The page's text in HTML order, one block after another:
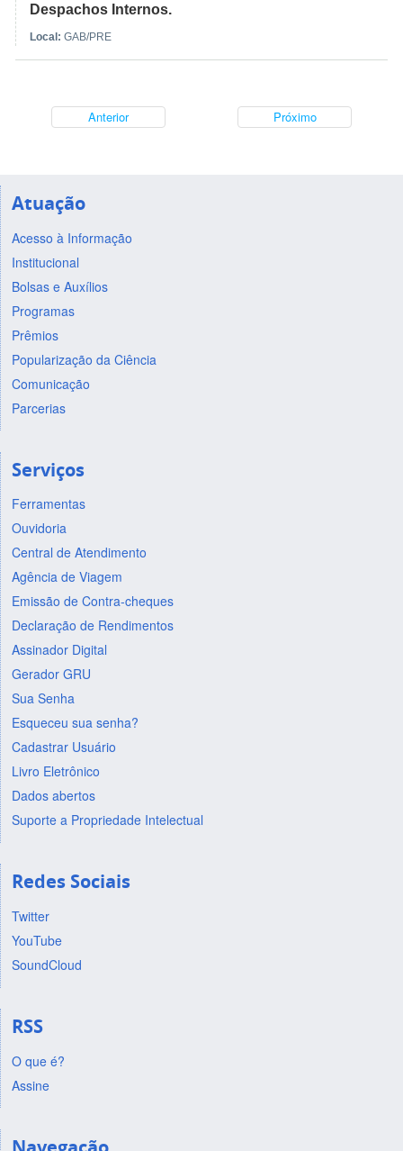
Despachos Internos.
Local: GAB/PRE
Anterior Próximo
Atuação
Acesso à Informação
Institucional
Bolsas e Auxílios
Programas
Prêmios
Popularização da Ciência
Comunicação
Parcerias
Serviços
Ferramentas
Ouvidoria
Central de Atendimento
Agência de Viagem
Emissão de Contra-cheques
Declaração de Rendimentos
Assinador Digital
Gerador GRU
Sua Senha
Esqueceu sua senha?
Cadastrar Usuário
Livro Eletrônico
Dados abertos
Suporte a Propriedade Intelectual
Redes Sociais
Twitter
YouTube
SoundCloud
RSS
O que é?
Assine